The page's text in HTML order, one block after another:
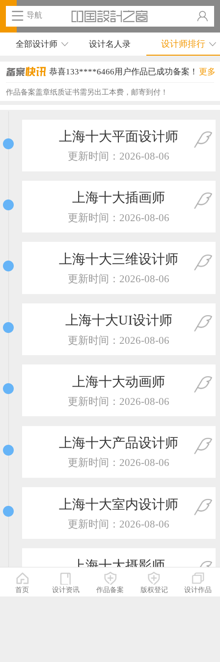
导航
全部设计师 设计名人录 设计师排行
恭喜133****6466用户作品已成功备案！
恭喜131****1475用户作品已成功备案！
恭喜138****8638用户作品已成功备案！
恭喜133****9020用户作品已成功备案！
恭喜159****4930用户作品已成功备案！
恭喜150****6483用户作品已成功备案！
恭喜159****4201用户作品已成功备案！
更多
作品备案盖章纸质证书需另出工本费，邮寄到付！
上海十大平面设计师
更新时间：2026-08-06
上海十大插画师
更新时间：2026-08-06
上海十大三维设计师
更新时间：2026-08-06
上海十大UI设计师
更新时间：2026-08-06
上海十大动画师
更新时间：2026-08-06
上海十大产品设计师
更新时间：2026-08-06
上海十大室内设计师
更新时间：2026-08-06
上海十大摄影师
更新时间：2026-08-06
首页 设计资讯 作品备案 版权登记 设计作品